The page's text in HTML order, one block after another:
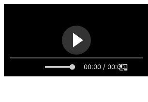
00:00 / 00:00